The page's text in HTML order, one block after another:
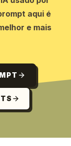
aqui é
e mais